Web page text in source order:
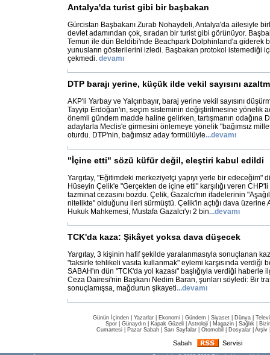
Antalya'da turist gibi bir başbakan
Gürcistan Başbakanı Zurab Nohaydeli, Antalya'da ailesiyle
devlet adamından çok, sıradan bir turist gibi görünüyor.
Temuri ile dün Beldibi'nde Beachpark Dolphinland'a giderek
yunusların gösterilerini izledi. Başbakan protokol istemediği
çekmedi. devamı
DTP barajı yerine, küçük ilde vekil sayısını
AKP'li Yarbay ve Yalçınbayır, baraj yerine vekil sayısını
Tayyip Erdoğan'ın, seçim sisteminin değiştirilmesine yönelik
önemli gündem madde haline gelirken, tartışmanın odağına
adaylarla Meclis'e girmesini önlemeye yönelik "bağımsız
oturdu. DTP'nin, bağımsız aday formülüyle...devamı
"İçine etti" sözü küfür değil, eleştiri kabul edildi
Yargıtay, "Eğitimdeki merkeziyetçi yapıyı yerle bir edeceğim"
Hüseyin Çelik'e "Gerçekten de içine etti" karşılığı veren
tazminat cezasını bozdu. Çelik, Gazalcı'nın ifadelerinin
nitelikte" olduğunu ileri sürmüştü. Çelik'in açtığı dava üzerine
Hukuk Mahkemesi, Mustafa Gazalcı'yı 2 bin...devamı
TCK'da kaza: Şikâyet yoksa dava düşecek
Yargıtay, 3 kişinin hafif şekilde yaralanmasıyla sonuçlanan
"taksirle tehlikeli vasıta kullanmak" eylemi karşısında verdiği
SABAH'ın dün "TCK'da yol kazası" başlığıyla verdiği haberle
Ceza Dairesi'nin Başkanı Nedim Baran, şunları söyledi: Bir
sonuçlamışsa, mağdurun şikayeti...devamı
Günün İçinden Yazarlar Ekonomi Gündem Siyaset Dünya |
Spor
Günaydın Kapak Güzeli Astroloji Magazin Sağlık
Cumartesi
Pazar Sabah Sarı Sayfalar Otomobil Dosyalar Arşiv
Sabah Servisi